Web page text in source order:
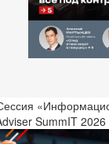
SummIT 2026